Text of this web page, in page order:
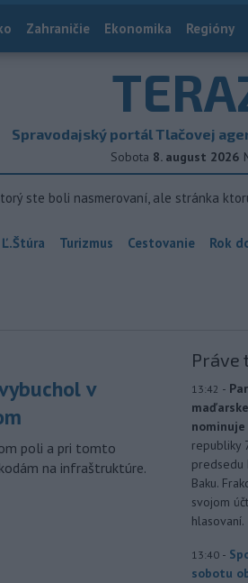
Zahraničie Ekonomika Regióny
Spravodajský portál Tlačovej
Sobota 8. august 2026
ste boli nasmerovaní, ale stránka
Turizmus Cestovanie Rok
v
poli a pri tomto
na infraštruktúre.
Práve
13:42 -
republiky
predsedu
Baku.
svojom
hlasovaní.
13:40 -
sobotu